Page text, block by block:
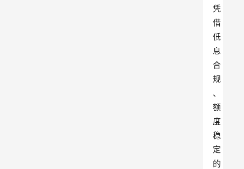
凭
借
低
息
合
规
、
额
度
稳
定
的